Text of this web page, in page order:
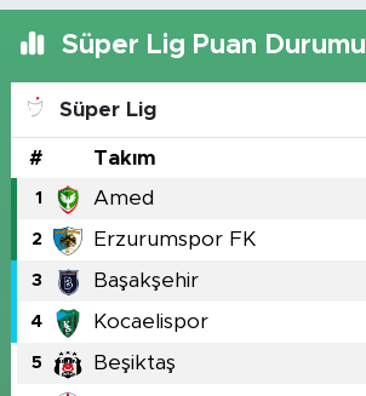
Süper Lig Puan Durumu
Süper Lig
# Takım
1 Amed
2 Erzurumspor FK
3 Başakşehir
4 Kocaelispor
5 Beşiktaş